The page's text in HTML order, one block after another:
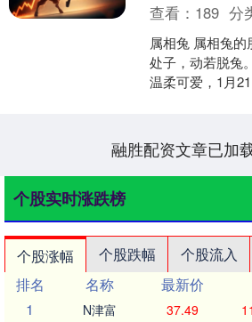
查看： 189 分
属相兔 属相兔的
处子，动若脱兔
温柔可爱，1月
融胜配资文章已加
个股实时涨跌榜
个股涨幅 个股跌幅 个股流入
排名
名称 最新价
1
N津富 37.49